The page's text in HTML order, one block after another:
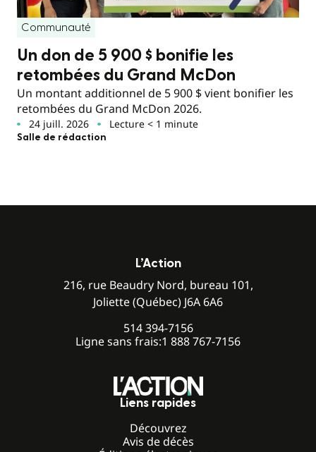
Communauté
Un don de 5 900 $ bonifie les
retombées du Grand McDon
Un montant additionnel de 5 900 $ vient bonifier les
retombées du Grand McDon 2026.
24 juill. 2026 Lecture < 1 minute
Salle de rédaction
L’Action
216, rue Beaudry Nord, bureau 101,
Joliette (Québec) J6A 6A6
514 394-7156
Ligne sans frais:1 888 767-7156
Liens rapides
Découvrez
Avis de décès